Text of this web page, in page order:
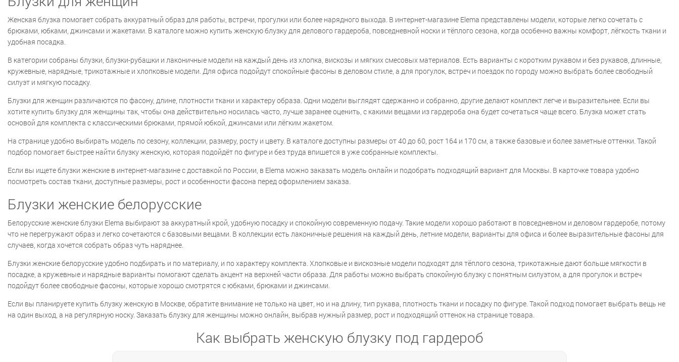
Женская блузка помогает собрать аккуратный образ для работы, встречи, прогулки или более нарядного выхода. В интернет-магазине Elema представлены модели, которые легко сочетать с
брюками, юбками, джинсами и жакетами. В каталоге можно купить женскую блузку для делового гардероба, повседневной носки и тёплого сезона, когда особенно важны комфорт, лёгкость ткани и
удобная посадка.
В категории собраны блузки, блузки-рубашки и лаконичные модели на каждый день из хлопка, вискозы и мягких смесовых материалов. Есть варианты с коротким рукавом и без рукавов, длинные,
кружевные, нарядные, трикотажные и хлопковые модели. Для офиса подойдут спокойные фасоны в деловом стиле, а для прогулок, встреч и поездок по городу можно выбрать более свободный
силуэт и мягкую посадку.
Блузки для женщин различаются по фасону, длине, плотности ткани и характеру образа. Одни модели выглядят сдержанно и собранно, другие делают комплект легче и выразительнее. Если вы
хотите купить блузку для женщины так, чтобы она действительно носилась часто, лучше заранее оценить, с какими вещами из гардероба она будет сочетаться чаще всего. Блузка может стать
основой для комплекта с классическими брюками, прямой юбкой, джинсами или лёгким жакетом.
На странице удобно выбирать модель по сезону, коллекции, размеру, росту и цвету. В каталоге доступны размеры от 40 до 60, рост 164 и 170 см, а также базовые и более заметные оттенки. Такой
подбор помогает быстрее найти блузку женскую, которая подойдёт по фигуре и без труда впишется в уже собранные комплекты.
Если вы ищете блузки женские в интернет-магазине с доставкой по России, в Elema можно заказать модель онлайн и подобрать подходящий вариант для Москвы. В карточке товара удобно
посмотреть состав ткани, доступные размеры, рост и особенности фасона перед оформлением заказа.
Блузки женские белорусские
Белорусские женские блузки Elema выбирают за аккуратный крой, удобную посадку и спокойную современную подачу. Такие модели хорошо работают в повседневном и деловом гардеробе, потому
что не перегружают образ и легко сочетаются с базовыми вещами. В коллекции есть лаконичные решения на каждый день, летние модели, варианты для офиса и более выразительные фасоны для
случаев, когда хочется собрать образ чуть наряднее.
Блузки женские белорусские удобно подбирать и по материалу, и по характеру комплекта. Хлопковые и вискозные модели подходят для тёплого сезона, трикотажные дают больше мягкости в
посадке, а кружевные и нарядные варианты помогают сделать акцент на верхней части образа. Для работы можно выбрать спокойную блузку с понятным силуэтом, а для прогулок и встреч
подойдут более свободные фасоны, которые хорошо смотрятся с юбками, брюками и джинсами.
Если вы планируете купить блузку женскую в Москве, обратите внимание не только на цвет, но и на длину, тип рукава, плотность ткани и посадку по фигуре. Такой подход помогает выбрать вещь не
на один выход, а на регулярную носку. Заказать блузку для женщины можно онлайн, выбрав нужный размер, рост и подходящий оттенок на странице товара.
Как выбрать женскую блузку под гардероб